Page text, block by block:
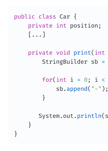
public class Car {
private int position ;
[ . . . ]
private void print( int
StringBuilder sb =
for( int i = 0; i <
            sb
.append( "-" ) ;
}
System. out . println(
}
}